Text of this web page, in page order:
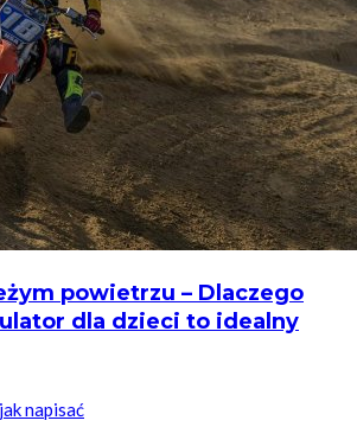
powietrzu – Dlaczego
dla dzieci to idealny